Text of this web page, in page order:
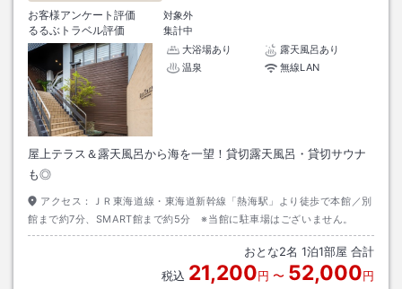
お客様アンケート評価
対象外
るるぶトラベル評価
集計中
大浴場あり
露天風呂あり
温泉
無線LAN
屋上テラス＆露天風呂から海を一望！貸切露天風呂・貸切サウナ
も◎
アクセス：
ＪＲ東海道線・東海道新幹線「熱海駅」より徒歩で本館／別
館まで約7分、SMART館まで約5分 ※当館に駐車場はございません。
おとな2名 1泊1部屋 合計
税込 21,200円 〜 52,000円